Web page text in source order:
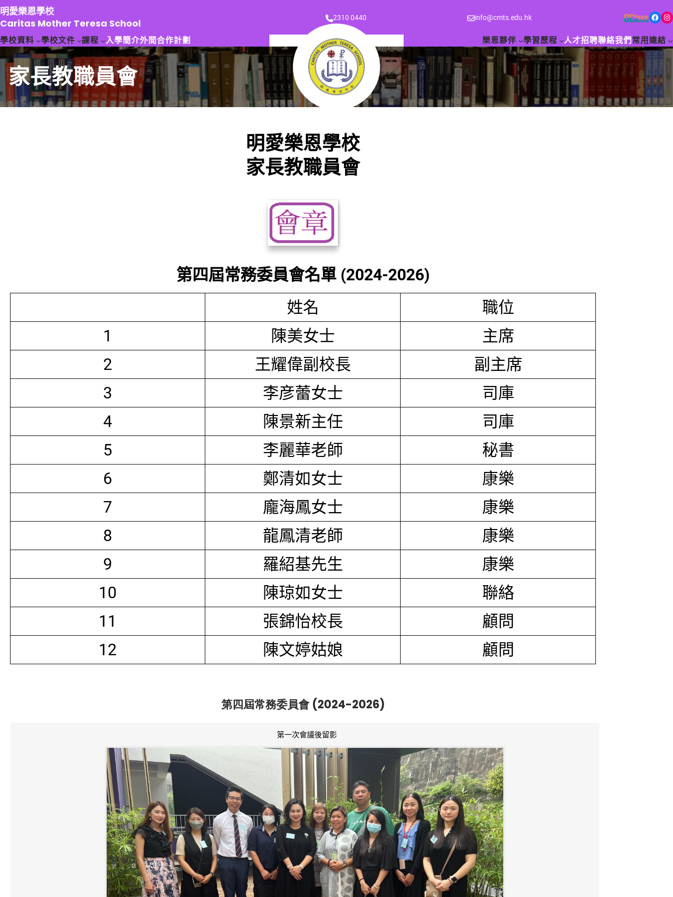
跳
至
主
要
容
明愛樂恩學校
Caritas Mother Teresa School
2310 0440 info@cmts.edu.hk Facebook Instagram
學校資料 學校文件 課程 入學簡介外間合作計劃 樂恩夥伴 學習歷程 人才招聘聯絡我們 常用連結
家長教職員會
明愛樂恩學校
家長教職員會
第四屆常務委員會名單 (2024-2026)
姓名
職位
1
陳美女士
主席
2
王耀偉副校長
副主席
3
李彦蕾女士
司庫
4
陳景新主任
司庫
5
李麗華老師
秘書
6
鄭清如女士
康樂
7
龐海鳳女士
康樂
8
龍鳳清老師
康樂
9
羅紹基先生
康樂
10
陳琼如女士
聯絡
11
張錦怡校長
顧問
12
陳文婷姑娘 顧問
第四屆常務委員會 (2024-2026)
第一次會議後留影